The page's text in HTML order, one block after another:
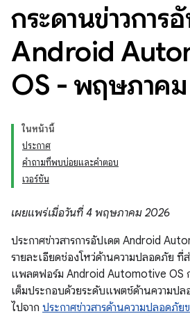
กระดานข่าวการ
Android
OS - พฤษภาค
ในหน้านี้
ประกาศ
คำถามที่พบบ่อยและคำตอบ
เวอร์ชัน
เผยแพร่เมื่อวันที่ 4 พฤษภาคม 2026
ประกาศข่าวสารการอัปเดต Android
รายละเอียดช่องโหว่ด้านความปลอดภัย ที่
แพลตฟอร์ม Android Automotive OS
เต็มประกอบด้วยระดับแพตช์ด้านความ
ไปจาก ประกาศข่าวสารด้านความปลอดภั